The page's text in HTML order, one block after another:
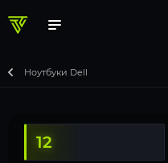
Ноутбуки Dell